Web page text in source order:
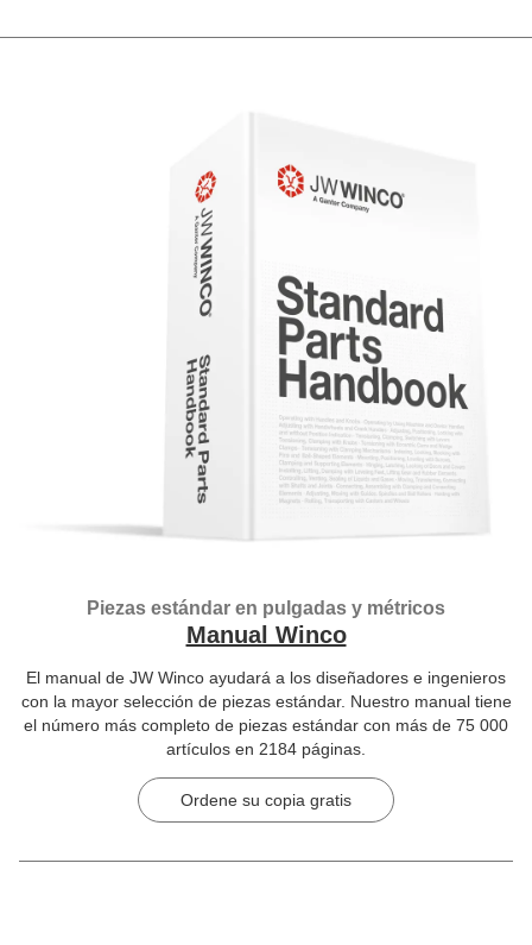
Piezas estándar en pulgadas y métricos
Manual Winco
El manual de JW Winco ayudará a los diseñadores e ingenieros
con la mayor selección de piezas estándar. Nuestro manual tiene
el número más completo de piezas estándar con más de 75 000
artículos en 2184 páginas.
Ordene su copia gratis